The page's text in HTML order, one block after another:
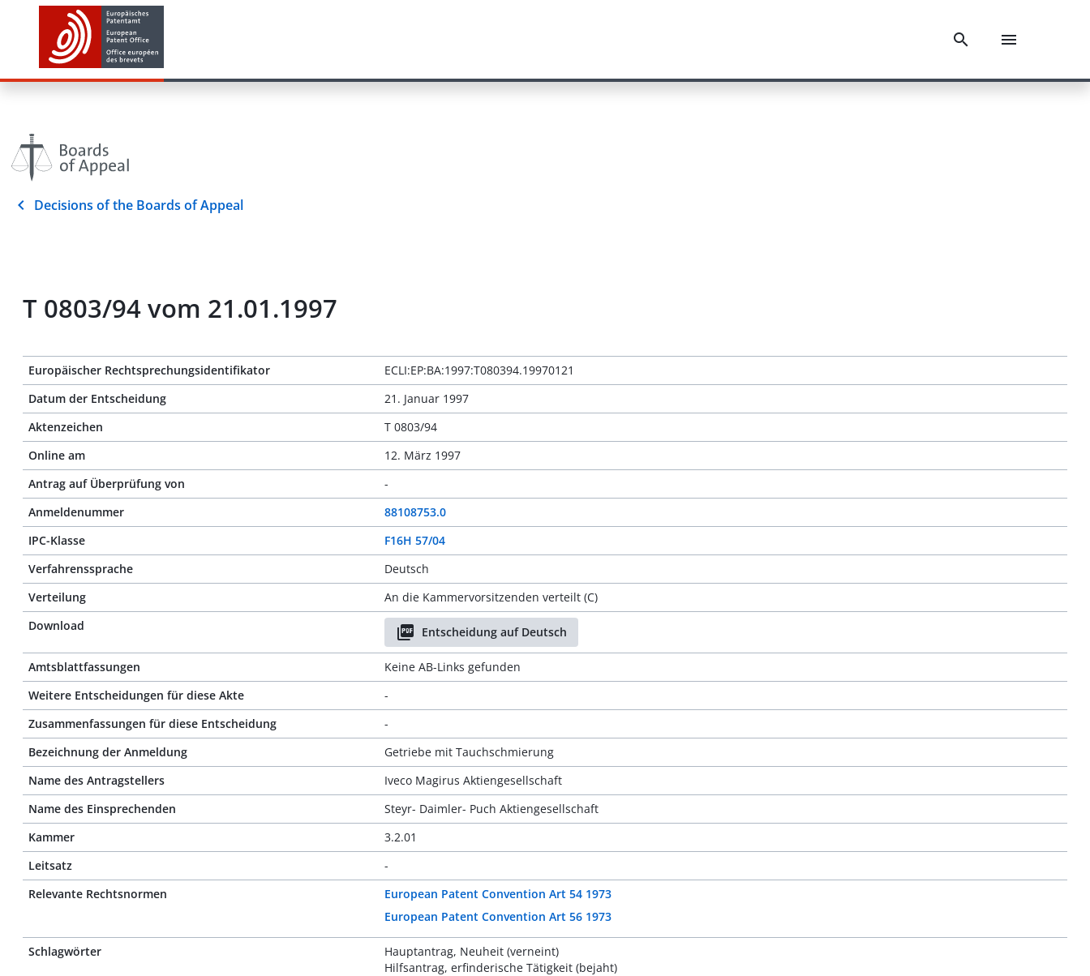
Decisions of the Boards of Appeal
T 0803/94 vom 21.01.1997
Europäischer Rechtsprechungsidentifikator
ECLI:EP:BA:1997:T080394.19970121
Datum der Entscheidung
21. Januar 1997
Aktenzeichen
T 0803/94
Online am
12. März 1997
Antrag auf Überprüfung von
-
Anmeldenummer
88108753.0
IPC-Klasse
F16H 57/04
Verfahrenssprache
Deutsch
Verteilung
An die Kammervorsitzenden verteilt (C)
Download
Entscheidung auf Deutsch
Amtsblattfassungen
Keine AB-Links gefunden
Weitere Entscheidungen für diese Akte
-
Zusammenfassungen für diese Entscheidung
-
Bezeichnung der Anmeldung
Getriebe mit Tauchschmierung
Name des Antragstellers
Iveco Magirus Aktiengesellschaft
Name des Einsprechenden
Steyr- Daimler- Puch Aktiengesellschaft
Kammer
3.2.01
Leitsatz
-
Relevante Rechtsnormen
European Patent Convention Art 54 1973
European Patent Convention Art 56 1973
Schlagwörter
Hauptantrag, Neuheit (verneint)
Hilfsantrag, erfinderische Tätigkeit (bejaht)